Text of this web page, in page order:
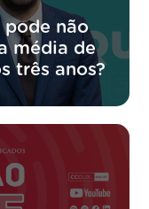
pode não
média de
três anos?